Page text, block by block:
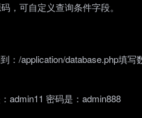
，可自定义查询条件字段。
：/application/database.php填
admin11 密码是：admin888